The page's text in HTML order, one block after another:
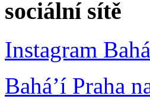
sociální sítě
Instagram
Bahá’í Praha